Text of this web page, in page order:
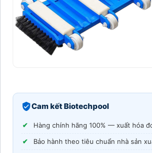
Cam kết Biotechpool
Hàng chính hãng 100% — xuất hóa
Bảo hành theo tiêu chuẩn nhà sản